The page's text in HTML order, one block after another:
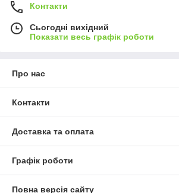
Контакти
Сьогодні вихідний
Показати весь графік роботи
Про нас
Контакти
Доставка та оплата
Графік роботи
Повна версія сайту